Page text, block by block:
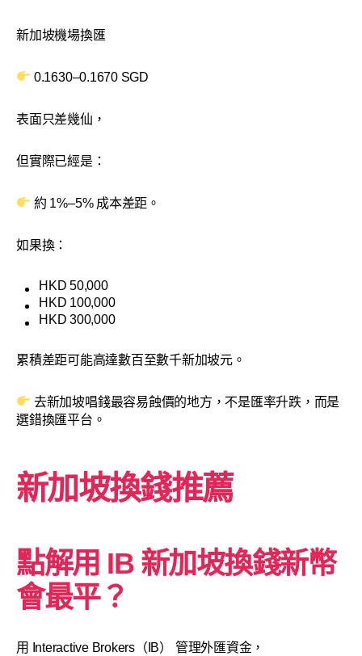
新加坡機場換匯
0.1630–0.1670 SGD
表面只差幾仙，
但實際已經是：
約 1%–5% 成本差距。
如果換：
HKD 50,000
HKD 100,000
HKD 300,000
累積差距可能高達數百至數千新加坡元。
去新加坡唱錢最容易蝕價的地方，不是匯率升跌，而是
選錯換匯平台。
新加坡換錢推薦
點解用 IB 新加坡換錢新幣
會最平？
用 Interactive Brokers（IB） 管理外匯資金，